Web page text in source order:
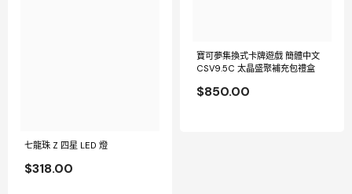
七龍珠 Z 四星 LED 燈
$318.00
寶可夢集換式卡牌遊戲 簡體中文
CSV9.5C 太晶盛聚補充包禮盒
$850.00